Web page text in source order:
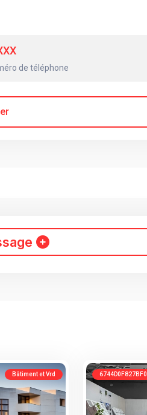
de téléphone
Bâtiment et Vrd 6744D0F827BF0